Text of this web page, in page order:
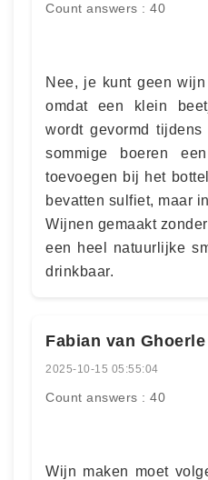
Count answers : 40
Nee, je kunt geen
omdat een klein
wordt gevormd
sommige boeren
toevoegen bij het
bevatten sulfiet, maar
Wijnen gemaakt
een heel natuurlijke
drinkbaar.
Fabian van Ghoerle
2025-10-15 05:55:04
Count answers : 40
Wijn maken moet